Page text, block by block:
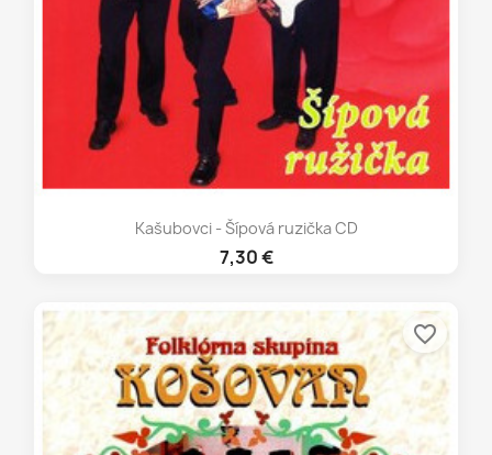
Kašubovci - Šípová ruzička CD
7,30 €
favorite_border